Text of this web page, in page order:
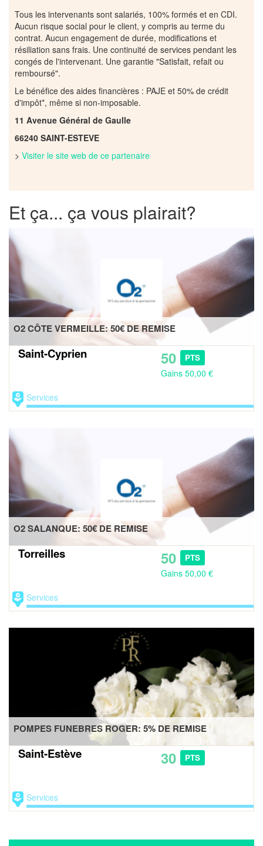
Tous les intervenants sont salariés, 100% formés et en CDI.
Aucun risque social pour le client, y compris au terme du
contrat. Aucun engagement de durée, modifications et
résiliation sans frais. Une continuité de services pendant les
congés de l'intervenant. Une garantie "Satisfait, refait ou
remboursé".
Le bénéfice des aides financières : PAJE et 50% de crédit
d'impôt*, même si non-imposable.
11 Avenue Général de Gaulle
66240 SAINT-ESTEVE
> Visiter le site web de ce partenaire
Et ça... ça vous plairait?
O2 CÔTE VERMEILLE: 50€ DE REMISE
Saint-Cyprien 50 PTS
Gains 50,00 €
Services
O2 SALANQUE: 50€ DE REMISE
Torreilles 50 PTS
Gains 50,00 €
Services
POMPES FUNEBRES ROGER: 5% DE REMISE
Saint-Estève 30 PTS
Services